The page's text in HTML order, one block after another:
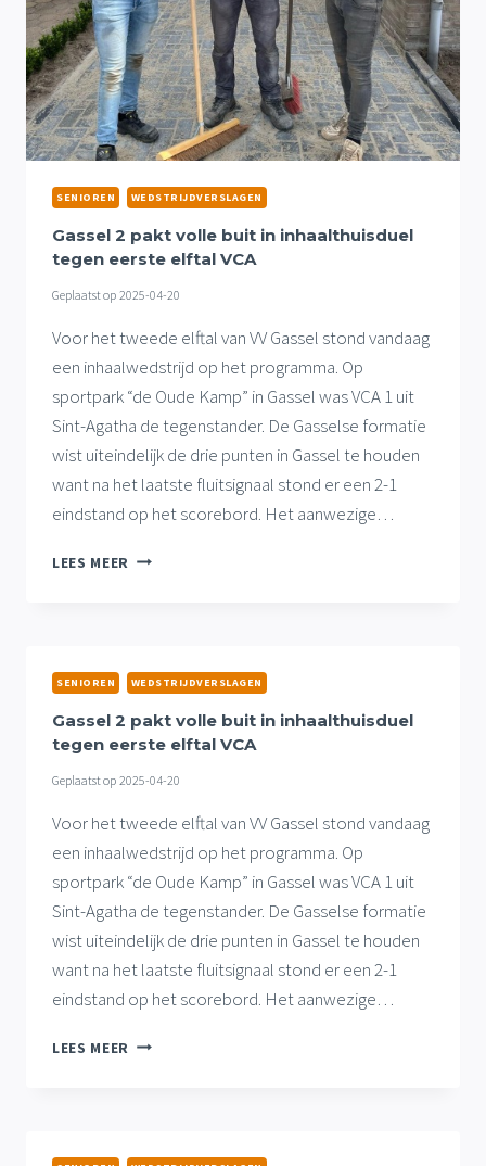
UITDUEL
SENIOREN WEDSTRIJDVERSLAGEN
Gassel 2 pakt volle buit in inhaalthuisduel
tegen eerste elftal VCA
Geplaatst op 2025-04-20
Voor het tweede elftal van VV Gassel stond vandaag
een inhaalwedstrijd op het programma. Op
sportpark “de Oude Kamp” in Gassel was VCA 1 uit
Sint-Agatha de tegenstander. De Gasselse formatie
wist uiteindelijk de drie punten in Gassel te houden
want na het laatste fluitsignaal stond er een 2-1
eindstand op het scorebord. Het aanwezige…
LEES MEER GASSEL
IN
INHAALTHUISDUEL
TEGEN
EERSTE
VCA
SENIOREN WEDSTRIJDVERSLAGEN
Gassel 2 pakt volle buit in inhaalthuisduel
tegen eerste elftal VCA
Geplaatst op 2025-04-20
Voor het tweede elftal van VV Gassel stond vandaag
een inhaalwedstrijd op het programma. Op
sportpark “de Oude Kamp” in Gassel was VCA 1 uit
Sint-Agatha de tegenstander. De Gasselse formatie
wist uiteindelijk de drie punten in Gassel te houden
want na het laatste fluitsignaal stond er een 2-1
eindstand op het scorebord. Het aanwezige…
LEES MEER GASSEL
IN